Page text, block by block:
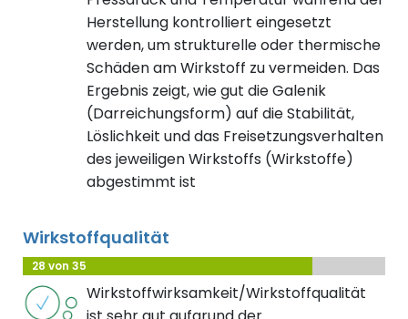
Herstellung kontrolliert eingesetzt
werden, um strukturelle oder thermische
Schäden am Wirkstoff zu vermeiden. Das
Ergebnis zeigt, wie gut die Galenik
(Darreichungsform) auf die Stabilität,
Löslichkeit und das Freisetzungsverhalten
des jeweiligen Wirkstoffs (Wirkstoffe)
abgestimmt ist
Wirkstoffqualität
28 von 35
Wirkstoffwirksamkeit/Wirkstoffqualität